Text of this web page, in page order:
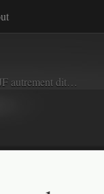
autrement dit…